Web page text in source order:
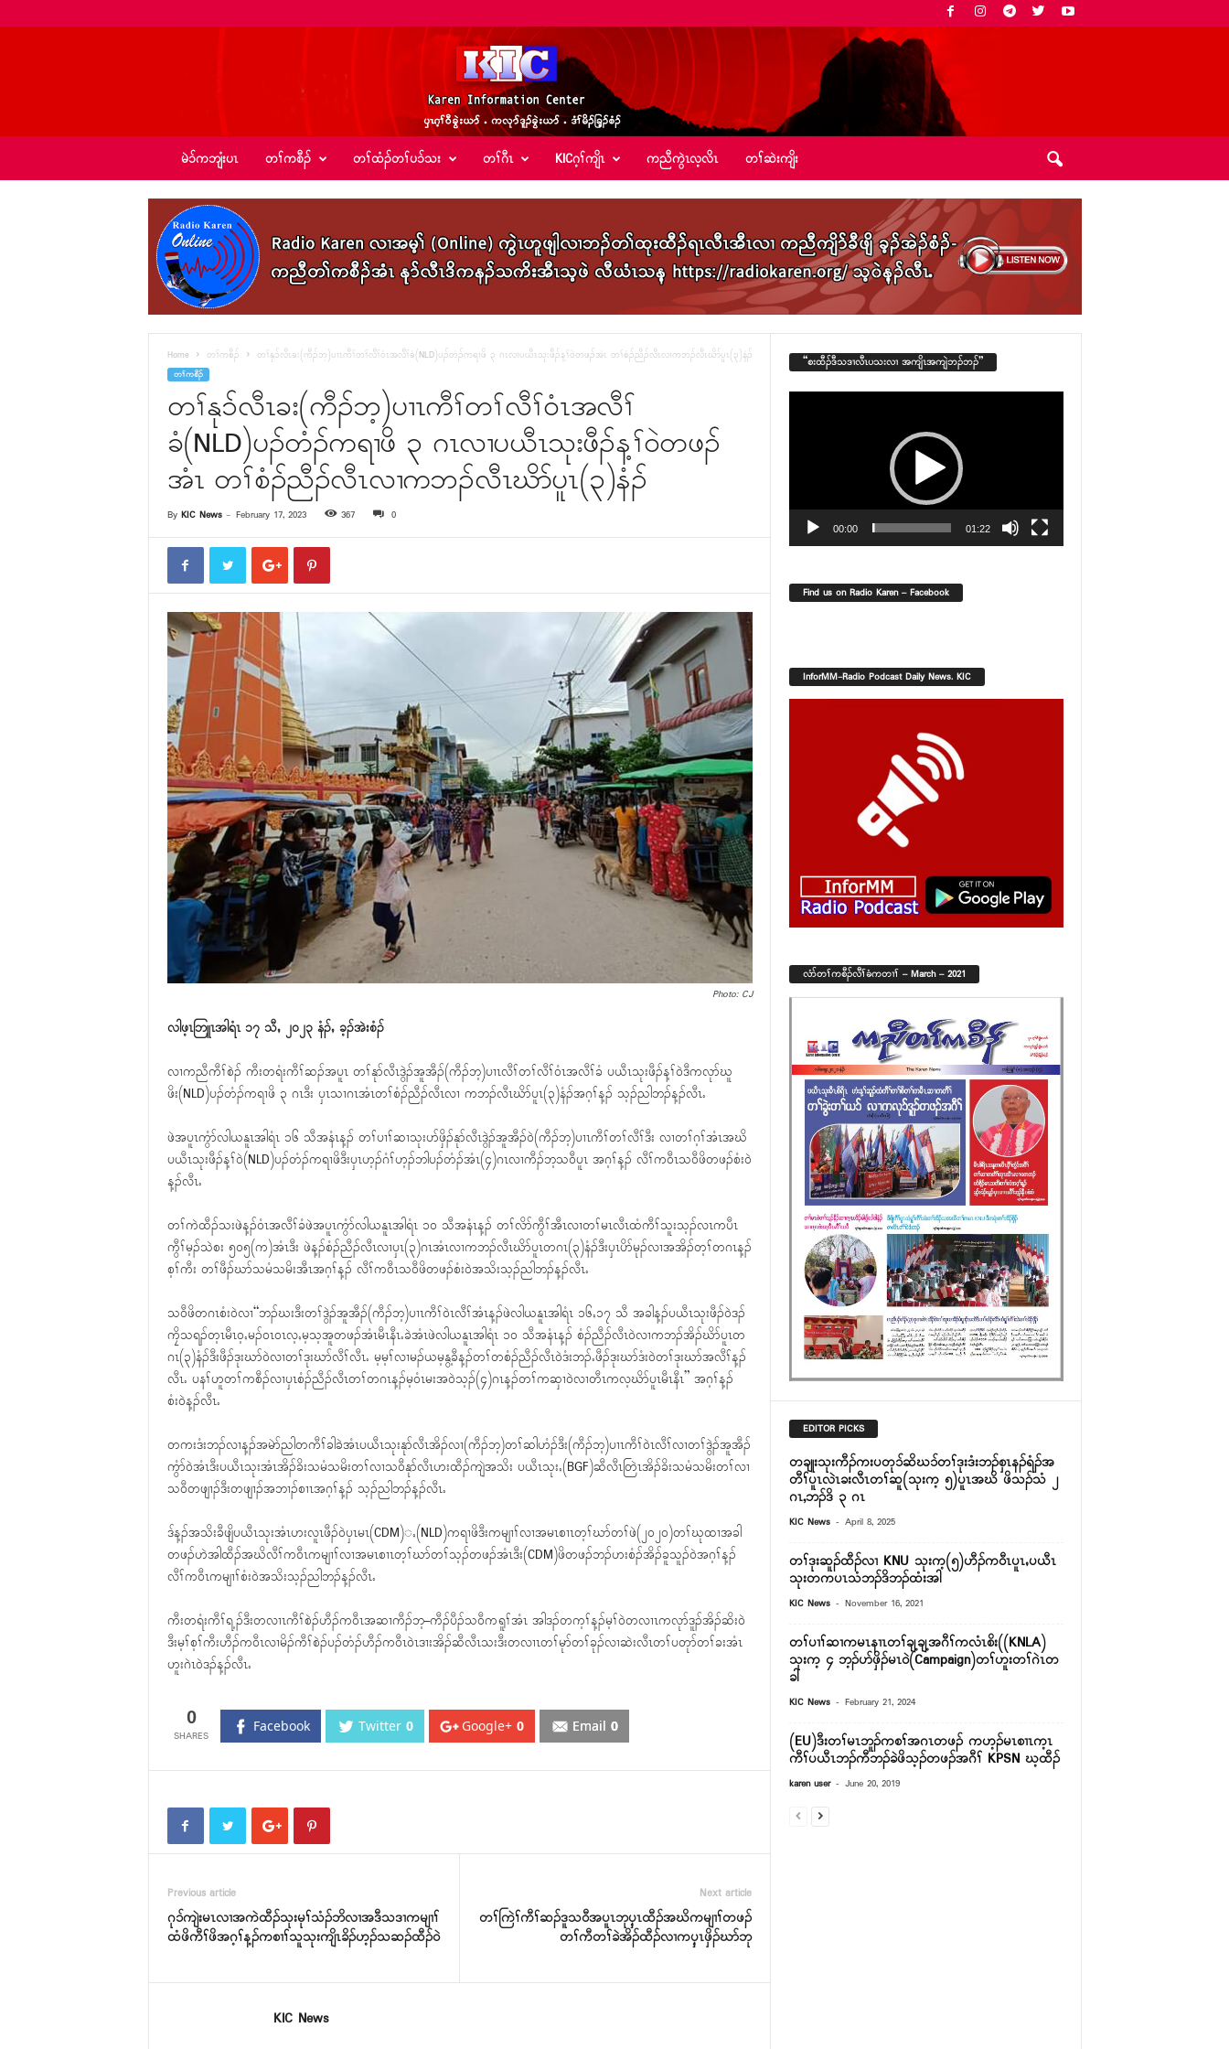
အဲ
မဲၥ်ကဘျံးပၤ တၢ်ကစီၣ် တၢ်ထံၣ်တၢ်ပၥ်သး တၢ်ဂီၤ KICဂ့ၢ်ကျိၤ ကညီကွဲၤလ့လိၤ တၢ်ဆဲးကျိး
Home တၢ်ကစီၣ် တၢ်နု၁်လီၤခး(ကီၣ်ဘ့)ပၢၤကီၢ်တၢ်လီၢ်၀ံၤအလီၢ်ခံ(NLD)ပၣ်တံၣ်ကရၢဖိ ၃ ဂၤလၢပယီၤသုးဖီၣ်န့ၢ်၀ဲတဖၣ်အံၤ တၢ်စံၣ်ညီၣ်လီၤလၢကဘၣ်လီၤဃိာ်ပူၤ(၃)နံၣ်
တၢ်ကစီၣ်
တၢ်နု၁်လီၤခး(ကီၣ်ဘ့)ပၢၤကီၢ်တၢ်လီၢ်၀ံၤအလီၢ်
ခံ(NLD)ပၣ်တံၣ်ကရၢဖိ ၃ ဂၤလၢပယီၤသုးဖီၣ်န့ၢ်၀ဲတဖၣ်
အံၤ တၢ်စံၣ်ညီၣ်လီၤလၢကဘၣ်လီၤဃိာ်ပူၤ(၃)နံၣ်
By KIC News- February 17, 2023 367 0
Photo: CJ
လါဖ့ၤဘြူၤအါရံၤ ၁၇ သီႇ ၂၀၂၃ နံၣ်ႇ ခ့ၣ်အဲးစံၣ်
လၢကညီကီၢ်စဲၣ် ကီးတရံးကီၢ်ဆၣ်အပူၤ တၢ်နုာ်လီၤဒွဲၣ်အူအီၣ်(ကီၣ်ဘ့)ပၢၤလီၢ်တၢ်လီၢ်၀ံၤအလီၢ်ခံ ပယီၤသုးဖီၣ်န့ၢ်၀ဲဒီကလုာ်ဃူ
ဖိး(NLD)ပၣ်တံၣ်ကရၢဖိ ၃ ဂၤဒီး ၦၤသၢဂၤအံၤတၢ်စံၣ်ညီၣ်လီၤလၢ ကဘၣ်လီၤဃိာ်ပူၤ(၃)နံၣ်အဂ့ၢ်န့ၣ် သ့ၣ်ညါဘၣ်န့ၣ်လီၤႉ
ဖဲအပူၤကွံာ်လါယနူၤအါရံၤ ၁၆ သီအနံၤန့ၣ် တၢ်ပၢၢ်ဆၢသုးပာ်ဖှိၣ်နုာ်လီၤဒွဲၣ်အူအီၣ်၀ဲ(ကီၣ်ဘ့)ပၢၤကီၢ်တၢ်လီၢ်ဒီး လၢတၢ်ဂ့ၢ်အံၤအဃိ
ပယီၤသုးဖီၣ်န့ၢ်၀ဲ(NLD)ပၣ်တံၣ်ကရၢဖိဒီးၦၤဟ့ၣ်ဂံၢ်ဟ့ၣ်ဘါပၣ်တံၣ်အံၤ(၄)ဂၤလၢကီၣ်ဘ့သ၀ီပူၤ အဂ့ၢ်န့ၣ် လီၢ်က၀ီၤသ၀ီဖိတဖၣ်စံး၀ဲ
န့ၣ်လီၤႉ
တၢ်ကဲထီၣ်သးဖဲန့ၣ်၀ံၤအလီၢ်ခံဖဲအပူၤကွံာ်လါယနူၤအါရံၤ ၁၀ သီအနံၤန့ၣ် တၢ်လိာ်ကွီၢ်အီၤလၢတၢ်မၤလီၤထံကီၢ်သူးသ့ၣ်လၤကပီၤ
ကွီၢ်မ့ၣ်သဲစး ၅၀၅(က)အံၤဒီး ဖဲန့ၣ်စံၣ်ညီၣ်လီၤလၢၦၤ(၃)ဂၤအံၤလၢကဘၣ်လီၤဃိာ်ပူၤတဂၤ(၃)နံၣ်ဒီးၦၤပိာ်မုၣ်လၢအအိၣ်တ့ၢ်တဂၤန့ၣ်
စ့ၢ်ကီး တၢ်ဖီၣ်ဃာ်သမံသမိးအီၤအဂ့ၢ်န့ၣ် လီၢ်က၀ီၤသ၀ီဖိတဖၣ်စံး၀ဲအသိးသ့ၣ်ညါဘၣ်န့ၣ်လီၤႉ
သ၀ီဖိတဂၤစံး၀ဲလၢ“ဘၣ်ဃးဒီးတၢ်ဒွဲၣ်အူအီၣ်(ကီၣ်ဘ့)ပၢၤကီၢ်၀ဲၤလီၢ်အံၤန့ၣ်ဖဲလါယနူၤအါရံၤ ၁၆ႇ၁၇ သီ အခါန့ၣ်ပယီၤသုးဖီၣ်၀ဲဒၣ်
ကၠိသရၣ်တ့ၤမီၤ၀့ႇမၣ်၀ၤ၀ၤလ့ႇမ့သ့အူတဖၣ်အံၤမီၤနီၤႉခဲအံၤဖဲလါယနူၤအါရံၤ ၁၀ သီအနံၤန့ၣ် စံၣ်ညီၣ်လီၤ၀ဲလၢကဘၣ်အိၣ်ဃိာ်ပူၤတ
ဂၤ(၃)နံၣ်ဒီးဖီၣ်ဒုးဃာ်၀ဲလၢတၢ်ဒုးဃာ်လီၢ်လီၤႉ မ့မ့ၢ်လၢမၣ်ယမ့နွ့ခီန့ၣ်တၢ်တစံၣ်ညီၣ်လီၤ၀ဲဒံးဘၣ်ႉဖီၣ်ဒုးဃာ်ဒံး၀ဲတၢ်ဒုးဃာ်အလီၢ်န့ၣ်
လီၤႉ ပနၢ်ဟူတၢ်ကစီၣ်လၢၦၤစံၣ်ညီၣ်လီၤတၢ်တဂၤန့ၣ်မ့၀ံၤမးအ၀ဲသ့ၣ်(၄)ဂၤန့ၣ်တၢ်ကဆှၢ၀ဲလၢတီၤကလ့ဃိာ်ပူၤမီၤနီၤ” အဂ့ၢ်န့ၣ်
စံး၀ဲန့ၣ်လီၤႉ
တကးဒံးဘၣ်လၢန့ၣ်အမဲာ်ညါတကီၢ်ခါခဲအံၤပယီၤသုးနုာ်လီၤအိၣ်လၢ(ကီၣ်ဘ့)တၢ်ဆါဟံၣ်ဒီး(ကီၣ်ဘ့)ပၢၤကီၢ်၀ဲၤလီၢ်လၢတၢ်ဒွဲၣ်အူအီၣ်
ကွံာ်၀ဲအံၤဒီးပယီၤသုးအံၤအိၣ်ခိးသမံသမိးတၢ်လၢသ၀ီနုာ်လီၤဟးထီၣ်ကျဲအသိး ပယီၤသုးႇ(BGF)ဆီလီၤတြဲၤအိၣ်ခိးသမံသမိးတၢ်လၢ
သ၀ီတဖျၢၣ်ဒီးတဖျၢၣ်အဘၢၣ်စၢၤအဂ့ၢ်န့ၣ် သ့ၣ်ညါဘၣ်န့ၣ်လီၤႉ
ဒ်န့ၣ်အသိးခီဖျိပယီၤသုးအံၤဟးလူၤဖီၣ်၀ဲၦၤမၤ(CDM)ႇ(NLD)ကရၢဖိဒီးကမျၢၢ်လၢအမၤစၢၤတ့ၢ်ဃာ်တၢ်ဖဲ(၂၀၂၀)တၢ်ဃုထၢအခါ
တဖၣ်ဟဲအါထီၣ်အဃိလီၢ်က၀ီၤကမျၢၢ်လၢအမၤစၢၤတ့ၢ်ဃာ်တၢ်သ့ၣ်တဖၣ်အံၤဒီး(CDM)ဖိတဖၣ်ဘၣ်ဟးစံၣ်အိၣ်ခူသူၣ်၀ဲအဂ့ၢ်န့ၣ်
လီၢ်က၀ီၤကမျၢၢ်စံး၀ဲအသိးသ့ၣ်ညါဘၣ်န့ၣ်လီၤႉ
ကီးတရံးကီၢ်ရ့ၣ်ဒီးတလၢၤကီၢ်စဲၣ်ဟီၣ်က၀ီၤအဆၢကီၣ်ဘ့–ကီၣ်ပီၣ်သ၀ီကရူၢ်အံၤ အါဒၣ်တက့ၢ်န့ၣ်မ့ၢ်၀ဲတလၢၤကလုာ်ဒူၣ်အိၣ်ဆိး၀ဲ
ဒီးမ့ၢ်စ့ၢ်ကီးဟီၣ်က၀ီၤလၢမိၣ်ကီၢ်စဲၣ်ပၣ်တံၣ်ဟီၣ်က၀ီၤ၀ဲၤဒၢးအိၣ်ဆီလီၤသးဒီးတလၢၤတၢ်မုာ်တၢ်ခုၣ်လၢဆဲးလီၤတၢ်ပတုာ်တၢ်ခးအံၤ
ဟူးဂဲၤ၀ဲဒၣ်န့ၣ်လီၤႉ
0 Facebook Twitter 0 Google+ 0 Email 0
Previous article
ဂု၁်ကျဲးမၤလၢအကဲထီၣ်သုးမုၢ်သံၣ်ဘိလၢအဒီသဒၢကမျၢၢ်
ထံဖိကီၢ်ဖိအဂ့ၢ်န့ၣ်ကစၢၢ်သူသုးကျိၤခိၣ်ဟ့ၣ်သဆၣ်ထီၣ်၀ဲ
Next article
တၢ်ကြဲၢ်ကီၢ်ဆၣ်ဒူသ၀ီအပူၤဘုၦ့ၤထီၣ်အဃိကမျၢၢ်တဖၣ်
တၢ်ကီတၢ်ခဲအိၣ်ထီၣ်လၢကၦ့ၤဖှိၣ်ဃာ်ဘု
KIC News
“စးထီၣ်ဒီသဒၢလီၤပသးလၢ အကျိၤအကျဲဘၣ်ဘၣ်”
00:00 01:22
Find us on Radio Karen – Facebook
InforMM-Radio Podcast Daily News. KIC
လံာ်တၢ်ကစီၣ်လီၢ်ခံကတၢၢ် – March – 2021
EDITOR PICKS
တချုးသုးကီၣ်ကးပတုၥ်ဆိဃၥ်တၢ်ဒုးဒံးဘၣ်စှၤနၣ်ရံၣ်အ
တီၢ်ပူၤလဲၤခးလီၤတၢ်ဆူ(သုးက့ ၅)ပူၤအဃိ ဖိသၣ်သံ ၂
ဂၤ,ဘၣ်ဒိ ၃ ဂၤ
KIC News - April 8, 2025
တၢ်ဒုးဆူၣ်ထီၣ်လၢ KNU သုးက့(၅)ဟီၣ်က၀ီၤပူၤႇပယီၤ
သုးတကပၤသံဘၣ်ဒိဘၣ်ထံးအါ
KIC News - November 16, 2021
တၢ်ပၢၢ်ဆၢကမၤနၢၤတၢ်ချ့ချ့အဂီၢ်ကလံၤစိး((KNLA)
သုးက့ ၄ ဘ့ၣ်ပာ်ဖှိၣ်မၤ၀ဲ(Campaign)တၢ်ဟူးတၢ်ဂဲၤတ
ခါ
KIC News - February 21, 2024
(EU)ဒီးတၢ်မၤဘူၣ်ကစၢ်အဂၤတဖၣ် ကဟ့ၣ်မၤစၢၤက့ၤ
ကီၢ်ပယီၤဘၣ်ကီဘၣ်ခဲဖိသ့ၣ်တဖၣ်အဂီၢ် KPSN ဃ့ထီၣ်
karen user - June 20, 2019